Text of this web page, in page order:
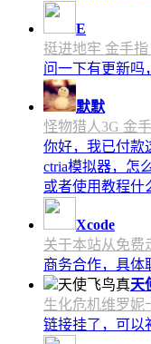
E
挺进地牢 金手指
问一下有更新吗
默默
怪物猎人3G 金
你好，我已付款
ctria模拟器，怎
或者使用教程什
Xcode
关于本站从免费
商务合作，具体
天
生化危机维罗妮
链接挂了，可以